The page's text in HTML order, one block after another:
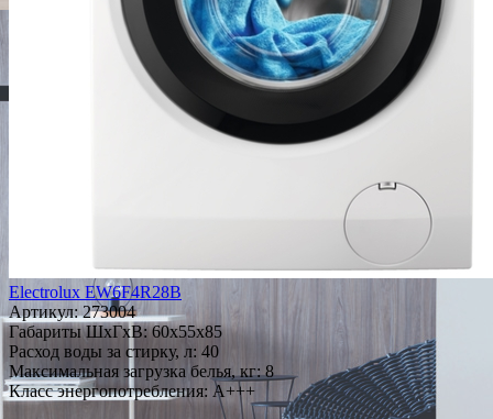
Electrolux EW6F4R28B
Артикул:273004
Габариты ШxГxВ: 60x55x85
Расход воды за стирку, л: 40
Максимальная загрузка белья, кг: 8
Класс энергопотребления: A+++